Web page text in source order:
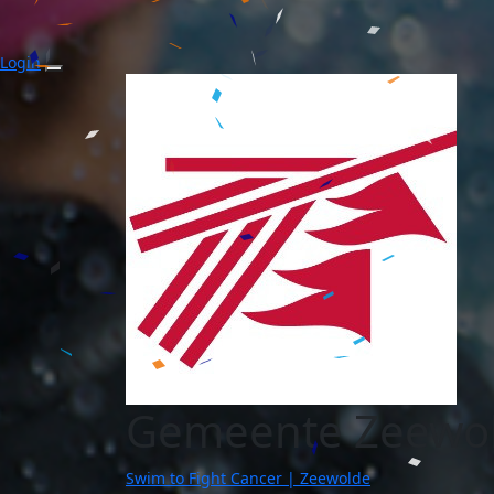
Login
Gemeente
Swim to Fight Cancer | Zeewolde